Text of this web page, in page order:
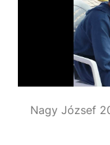
Nagy József